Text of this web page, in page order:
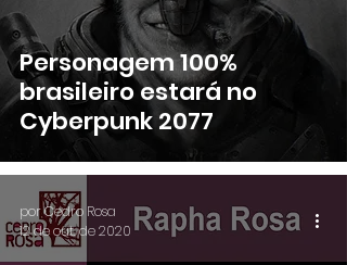
Personagem 100%
brasileiro estará no
Cyberpunk 2077
por Cedro Rosa
12 de out. de 2020